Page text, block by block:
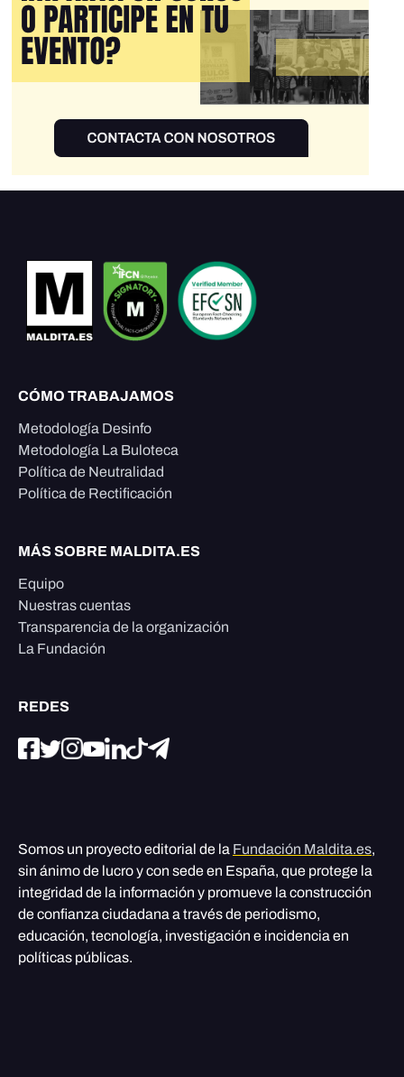
CÓMO TRABAJAMOS
Metodología Desinfo
Metodología La Buloteca
Política de Neutralidad
Política de Rectificación
MÁS SOBRE MALDITA.ES
Equipo
Nuestras cuentas
Transparencia de la organización
La Fundación
REDES
Somos un proyecto editorial de la Fundación Maldita.es,
sin ánimo de lucro y con sede en España, que protege la
integridad de la información y promueve la construcción
de confianza ciudadana a través de periodismo,
educación, tecnología, investigación e incidencia en
políticas públicas.